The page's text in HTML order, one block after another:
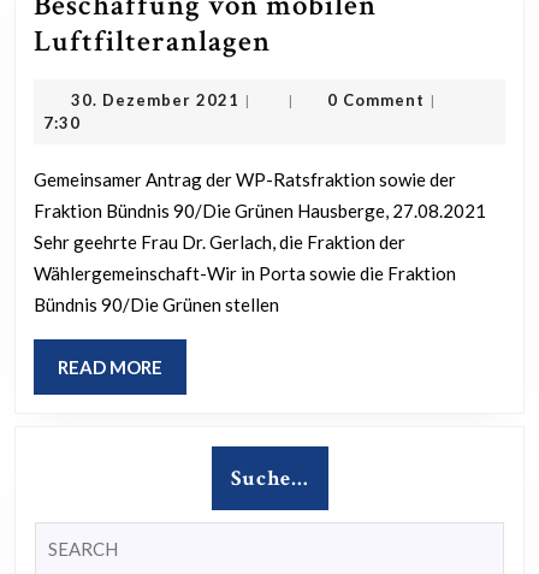
Luftfilteranlagen
mobilen
30. Dezember 2021 30.
| | 0 Comment |
7:30
Gemeinsamer Antrag der WP-Ratsfraktion sowie der
Fraktion Bündnis 90/Die Grünen Hausberge, 27.08.2021
Sehr geehrte Frau Dr. Gerlach, die Fraktion der
Wählergemeinschaft-Wir in Porta sowie die Fraktion
Bündnis 90/Die Grünen stellen
READ MORE
MORE
Suche…
for: